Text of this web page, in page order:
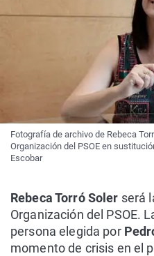
Fotografía de archivo de Rebeca
Organización del PSOE en
Escobar
Rebeca Torró Soler será
Organización del PSOE.
persona elegida por
momento de crisis en el